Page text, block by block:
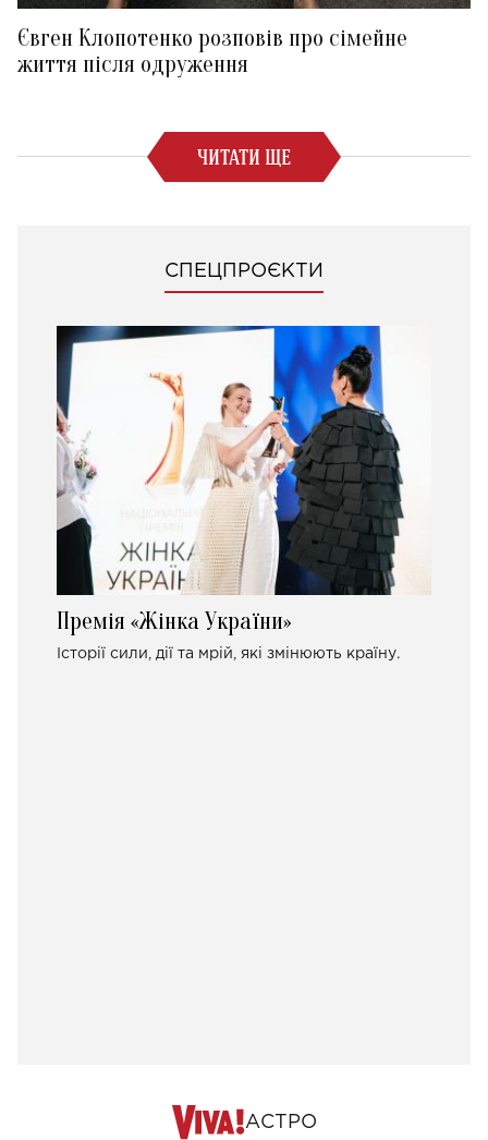
Євген Клопотенко розповів про сімейне
життя після одруження
ЧИТАТИ ЩЕ
СПЕЦПРОЄКТИ
Премія «Жінка України»
Історії сили, дії та мрій, які змінюють країну.
АСТРО